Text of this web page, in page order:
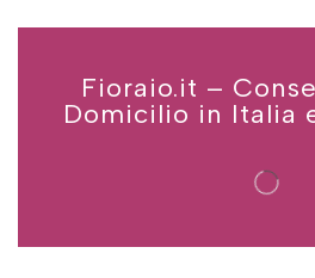
Fioraio.it –
Domicilio in Italia